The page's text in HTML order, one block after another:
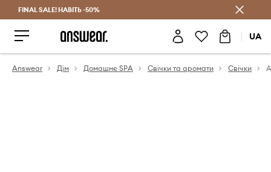
Заощаджуй з Answear Club
FINAL SALE! НАВІТЬ -50%
UA
Answear Дім Домашнє SPA Свічки та аромати Свічки